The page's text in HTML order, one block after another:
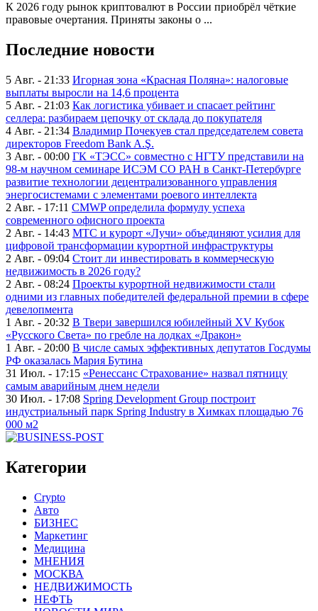
К 2026 году рынок криптовалют в России приобрёл чёткие
правовые очертания. Приняты законы о ...
Последние новости
5 Авг. - 21:33 Игорная зона «Красная Поляна»: налоговые
выплаты выросли на 14,6 процента
5 Авг. - 21:03 Как логистика убивает и спасает рейтинг
селлера: разбираем цепочку от склада до покупателя
4 Авг. - 21:34 Владимир Почекуев стал председателем совета
директоров Freedom Bank A.Ş.
3 Авг. - 00:00 ГК «ТЭСС» совместно с НГТУ представили на
98-м научном семинаре ИСЭМ СО РАН в Санкт-Петербурге
развитие технологии децентрализованного управления
энергосистемами с элементами роевого интеллекта
2 Авг. - 17:11 CMWP определила формулу успеха
современного офисного проекта
2 Авг. - 14:43 МТС и курорт «Лучи» объединяют усилия для
цифровой трансформации курортной инфраструктуры
2 Авг. - 09:04 Стоит ли инвестировать в коммерческую
недвижимость в 2026 году?
2 Авг. - 08:24 Проекты курортной недвижимости стали
одними из главных победителей федеральной премии в сфере
девелопмента
1 Авг. - 20:32 В Твери завершился юбилейный XV Кубок
«Русского Света» по гребле на лодках «Дракон»
1 Авг. - 20:00 В числе самых эффективных депутатов Госдумы
РФ оказалась Мария Бутина
31 Июл. - 17:15 «Ренессанс Страхование» назвал пятницу
самым аварийным днем недели
30 Июл. - 17:08 Spring Development Group построит
индустриальный парк Spring Industry в Химках площадью 76
000 м2
Категории
Crypto
Авто
БИЗНЕС
Маркетинг
Медицина
МНЕНИЯ
МОСКВА
НЕДВИЖИМОСТЬ
НЕФТЬ